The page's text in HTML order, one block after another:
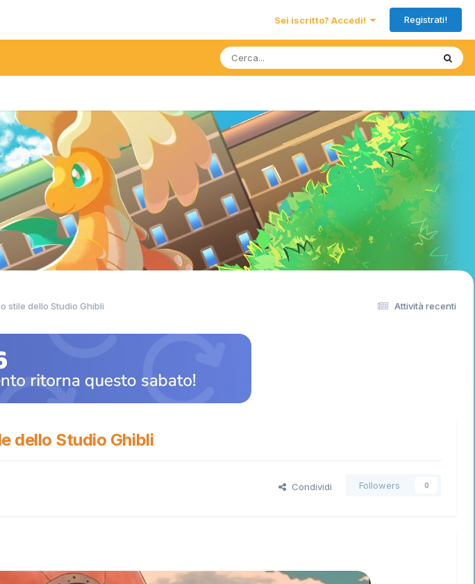
Sei iscritto? Accedi! Registrati!
Attività recenti
stile dello Studio Ghibli
dello Studio Ghibli
Condividi Followers 0